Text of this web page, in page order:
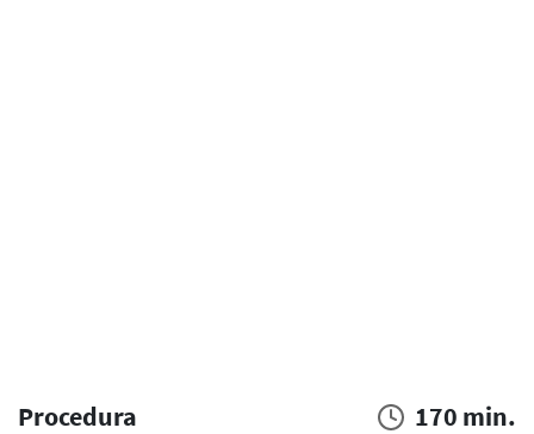
Procedura 170 min.